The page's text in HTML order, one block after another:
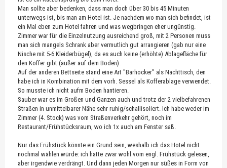
Man sollte aber bedenken, dass man doch über 30 bis 45 Minuten
unterwegs ist, bis man am Hotel ist. Je nachdem wo man sich befindet, ist
ein Mal eben zum Hotel fahren und was wegbringen eher ungünstig.
Zimmer war für die Einzelnutzung ausreichend groß, mit 2 Personen muss
man sich mangels Schrank aber vermutlich gut arrangieren (gab nur eine
Nische mit 5-6 Kleiderbügel), da es auch keine (erhöhte) Ablagefläche für
den Koffer gibt (außer auf dem Boden).
Auf der anderen Bettseite stand eine Art "Barhocker" als Nachttisch, den
habe ich in Kombination mit dem vorh. Sessel als Kofferablage verwendet.
So musste ich nicht aufm Boden hantieren.
Sauber war es im Großen und Ganzen auch und trotz der 2 vielbefahrenen
Straßen in unmittelbarer Nähe sehr ruhig/schallisoliert. Ich habe weder im
Zimmer (4. Stock) was vom Straßenverkehr gehört, noch im
Restaurant/Frühstücksraum, wo ich 1x auch am Fenster saß.
Nur das Frühstück könnte ein Grund sein, weshalb ich das Hotel nicht
nochmal wählen würde: ich hatte zwar wohl vom engl. Frühstück gelesen,
aber irgendwie verdrängt. Und dann jeden Morgen nur süßes in Form von